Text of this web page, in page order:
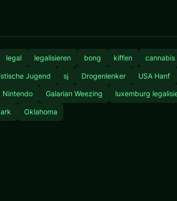
legal legalisieren bong kiffen cannabis
Jugend sj Drogenlenker USA Hanf
Nintendo Galarian Weezing luxemburg
Oklahoma